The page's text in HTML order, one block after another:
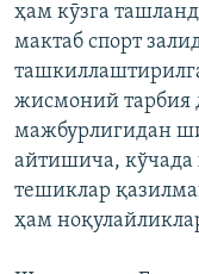
ҳам кӯзга
мактаб спорт
жисмоний тарбия
мажбурлигидан
айтишича, кўчада
тешиклар
ҳам